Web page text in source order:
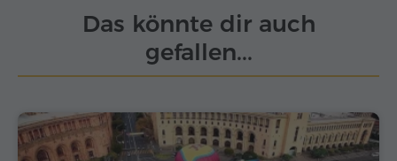
Das könnte dir auch
gefallen...